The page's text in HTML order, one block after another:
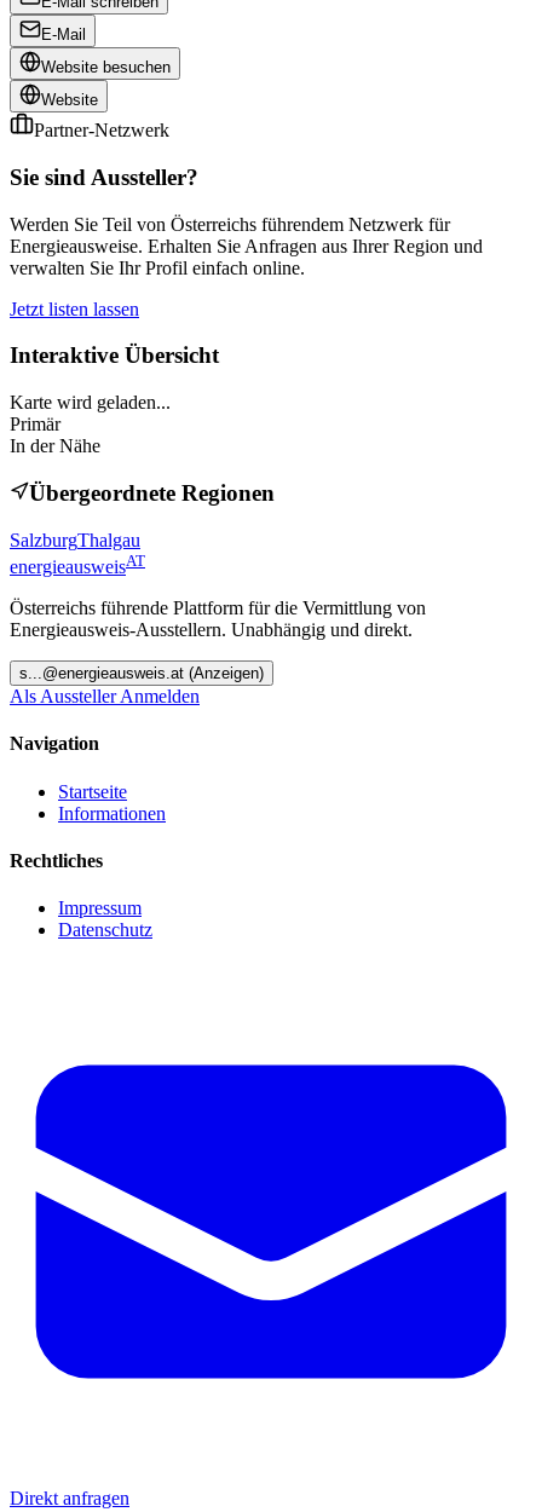
E-Mail
Website besuchen
Website
Partner-Netzwerk
Sie sind Aussteller?
Werden Sie Teil von Österreichs führendem Netzwerk für
Energieausweise. Erhalten Sie Anfragen aus Ihrer Region und
verwalten Sie Ihr Profil einfach online.
Jetzt listen lassen
Interaktive Übersicht
Karte wird geladen...
Primär
In der Nähe
Übergeordnete Regionen
SalzburgThalgau
energieausweisAT
Österreichs führende Plattform für die Vermittlung von
Energieausweis-Ausstellern. Unabhängig und direkt.
s ...@energieausweis.at (Anzeigen)
Als Aussteller Anmelden
Navigation
Startseite
Informationen
Rechtliches
Impressum
Datenschutz
Direkt anfragen